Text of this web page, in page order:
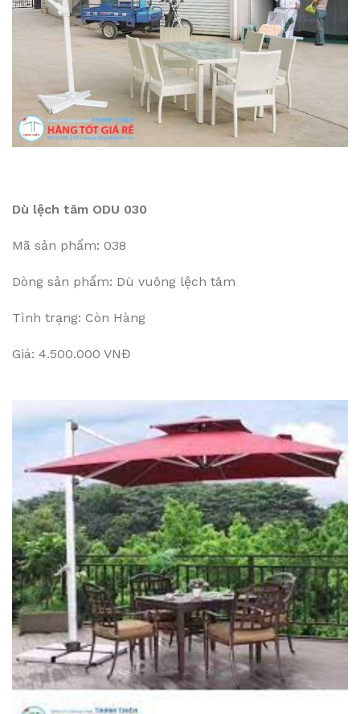
Dù lệch tâm ODU 030
Mã sản phẩm: 038
Dòng sản phẩm: Dù vuông lệch tâm
Tình trạng: Còn Hàng
Giá: 4.500.000 VNĐ